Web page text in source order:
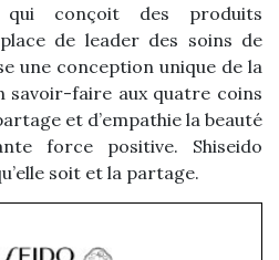
conçoit des produits
de leader des soins de
une conception unique de la
savoir-faire aux quatre coins
et d’empathie la beauté
force positive. Shiseido
soit et la partage.